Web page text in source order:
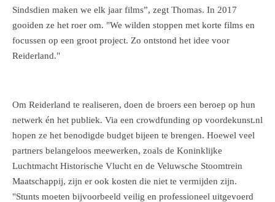
Sindsdien maken we elk jaar films”, zegt Thomas. In 2017
gooiden ze het roer om. "We wilden stoppen met korte films en
focussen op een groot project. Zo ontstond het idee voor
Reiderland."
Om Reiderland te realiseren, doen de broers een beroep op hun
netwerk én het publiek. Via een crowdfunding op voordekunst.nl
hopen ze het benodigde budget bijeen te brengen. Hoewel veel
partners belangeloos meewerken, zoals de Koninklijke
Luchtmacht Historische Vlucht en de Veluwsche Stoomtrein
Maatschappij, zijn er ook kosten die niet te vermijden zijn.
"Stunts moeten bijvoorbeeld veilig en professioneel uitgevoerd